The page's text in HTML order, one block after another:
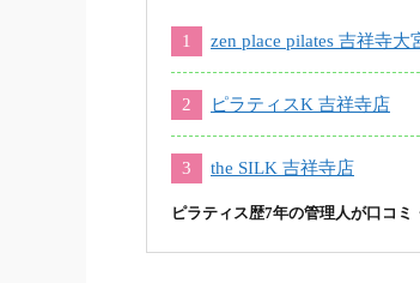
zen place pilates 吉祥寺大
ピラティスK 吉祥寺店
the SILK 吉祥寺店
ピラティス歴7年の管理人が口コミ